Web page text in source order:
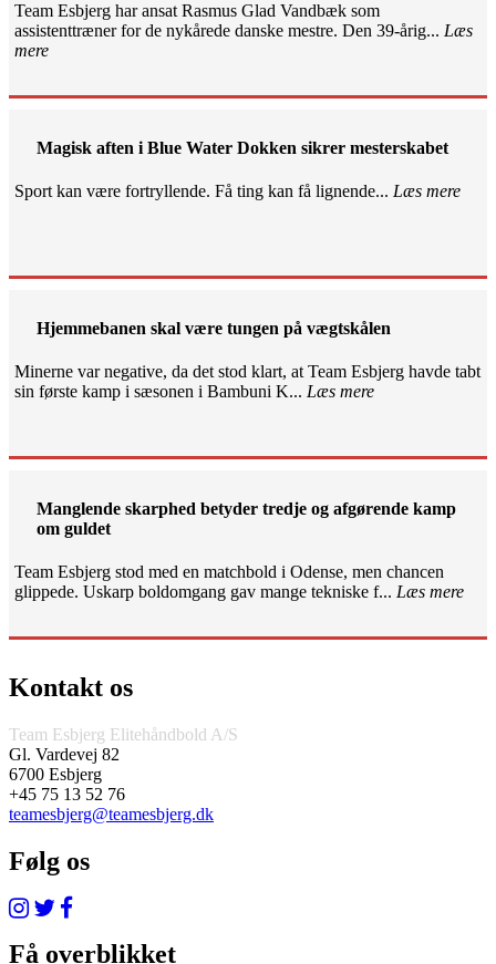
Team Esbjerg har ansat Rasmus Glad Vandbæk som
assistenttræner for de nykårede danske mestre. Den 39-årig... Læs
mere
Magisk aften i Blue Water Dokken sikrer mesterskabet
Sport kan være fortryllende. Få ting kan få lignende... Læs mere
Hjemmebanen skal være tungen på vægtskålen
Minerne var negative, da det stod klart, at Team Esbjerg havde tabt
sin første kamp i sæsonen i Bambuni K... Læs mere
Manglende skarphed betyder tredje og afgørende kamp
om guldet
Team Esbjerg stod med en matchbold i Odense, men chancen
glippede. Uskarp boldomgang gav mange tekniske f... Læs mere
Kontakt os
Team Esbjerg Elitehåndbold A/S
Gl. Vardevej 82
6700 Esbjerg
+45 75 13 52 76
teamesbjerg@teamesbjerg.dk
Følg os
Få overblikket